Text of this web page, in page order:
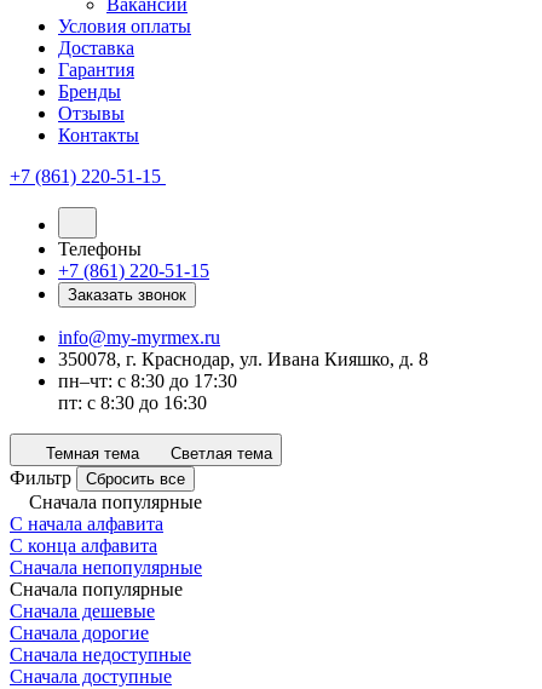
Вакансии
Условия оплаты
Доставка
Гарантия
Бренды
Отзывы
Контакты
+7 (861) 220-51-15
Телефоны
+7 (861) 220-51-15
Заказать звонок
info@my-myrmex.ru
350078, г. Краснодар, ул. Ивана Кияшко, д. 8
пн–чт: с 8:30 до 17:30
пт: с 8:30 до 16:30
Темная тема Светлая тема
Фильтр Сбросить все
Сначала популярные
С начала алфавита
С конца алфавита
Сначала непопулярные
Сначала популярные
Сначала дешевые
Сначала дорогие
Сначала недоступные
Сначала доступные